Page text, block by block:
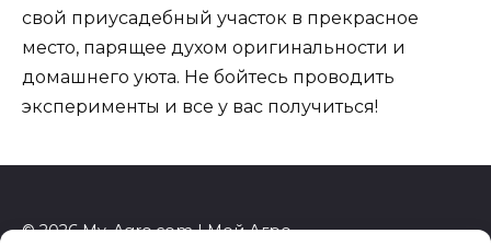
свой приусадебный участок в прекрасное
место, парящее духом оригинальности и
домашнего уюта. Не бойтесь проводить
эксперименты и все у вас получиться!
© 2026 My-Agro.com | Мой Агро